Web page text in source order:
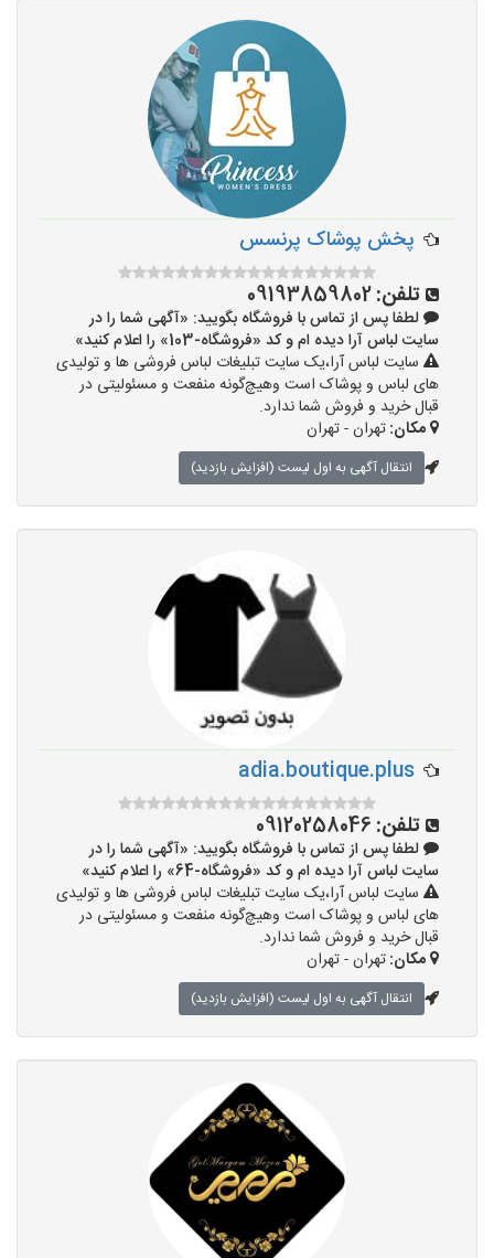
پخش پوشاک پرنسس
تلفن:09193859802
لطفا پس از تماس با فروشگاه بگویید: «آگهی شما را در
سایت لباس آرا دیده ام و کد «فروشگاه-103» را اعلام کنید»
سایت لباس آرا،یک سایت تبلیغات لباس فروشی ها و تولیدی
های لباس و پوشاک است وهیچ‌گونه منفعت و مسئولیتی در
قبال خرید و فروش شما ندارد.
مکان:تهران - تهران
انتقال آگهی به اول لیست (افزایش بازدید)
adia.boutique.plus
تلفن: 09120258046
لطفا پس از تماس با فروشگاه بگویید: «آگهی شما را در
سایت لباس آرا دیده ام و کد «فروشگاه-64» را اعلام کنید»
سایت لباس آرا،یک سایت تبلیغات لباس فروشی ها و تولیدی
های لباس و پوشاک است وهیچ‌گونه منفعت و مسئولیتی در
قبال خرید و فروش شما ندارد.
مکان:تهران - تهران
انتقال آگهی به اول لیست (افزایش بازدید)